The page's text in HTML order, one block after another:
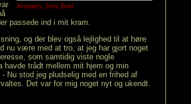
Arenaen, Jens Buhl
passede ind i mit kram.
og der blev også lejlighed til at høre
nu være med at tro, at jeg har gjort noget
som samtidig viste nogle
havde trådt mellem mit hjem og min
Nu stod jeg pludselig med en frihed af
Det var for mig noget nyt og ukendt.